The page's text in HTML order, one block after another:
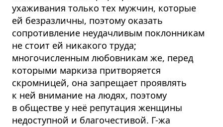
ухаживания только тех мужчин, которые
ей безразличны, поэтому оказать
сопротивление неудачливым поклонникам
не стоит ей никакого труда;
многочисленным любовникам же, перед
которыми маркиза притворяется
скромницей, она запрещает проявлять
к ней внимание на людях, поэтому
в обществе у неё репутация женщины
недоступной и благочестивой. Г-жа